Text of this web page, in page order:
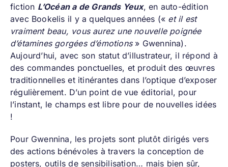
fiction L’Océan a de Grands Yeux, en auto-édition
avec Bookelis il y a quelques années (« et il est
vraiment beau, vous aurez une nouvelle poignée
d’étamines gorgées d’émotions» Gwennina).
Aujourd’hui, avec son statut d’illustrateur, il répond à
des commandes ponctuelles, et produit des œuvres
traditionnelles et itinérantes dans l’optique d’exposer
régulièrement. D’un point de vue éditorial, pour
l’instant, le champs est libre pour de nouvelles idées
!
Pour Gwennina, les projets sont plutôt dirigés vers
des actions bénévoles à travers la conception de
posters, outils de sensibilisation… mais bien sûr,